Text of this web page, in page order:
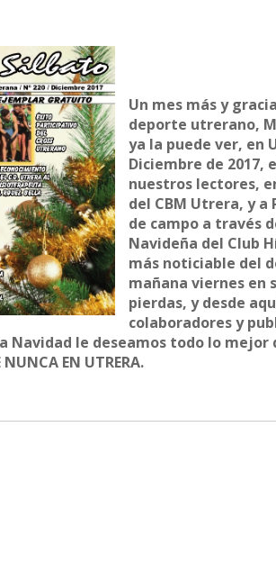
Un mes más y
deporte utrerano,
ya la puede ver, en
Diciembre de 2017,
nuestros lectores,
del CBM Utrera, y
de campo a través
Navideña del Club
más noticiable del
mañana viernes
pierdas, y desde
colaboradores y
Navidad le deseamos todo lo mejor
EN UTRERA.